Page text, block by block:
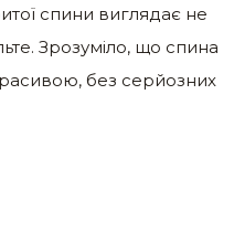
спини виглядає не
Зрозуміло, що спина
без серйозних